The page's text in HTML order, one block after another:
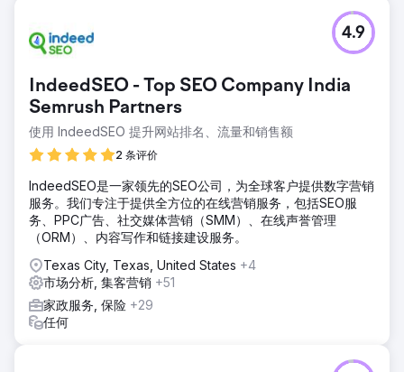
IndeedSEO - Top SEO Company India
Semrush Partners
使用 IndeedSEO 提升网站排名、流量和销售额
2 条评价
4.9
IndeedSEO是一家领先的SEO公司，为全球客户提供数字营销
服务。我们专注于提供全方位的在线营销服务，包括SEO服
务、PPC广告、社交媒体营销（SMM）、在线声誉管理
（ORM）、内容写作和链接建设服务。
Texas City, Texas, United States +4
市场分析, 集客营销 +51
家政服务, 保险 +29
任何